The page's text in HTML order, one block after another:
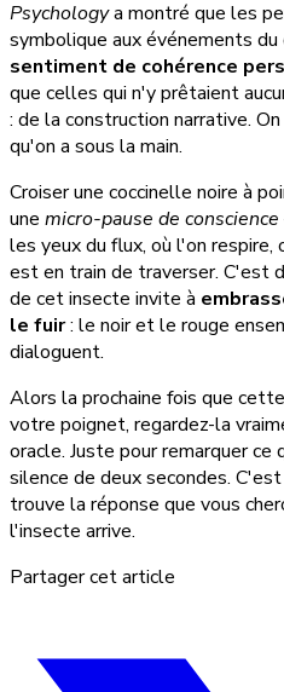
Psychologya montré que les
symbolique aux événements
sentiment de cohérence
que celles qui n'y prêtaient
: de la construction narrative.
qu'on a sous la main.
Croiser une coccinelle noire à
une micro-pause de conscience
les yeux du flux, où l'on respire,
est en train de traverser. C'est
de cet insecte invite à
le fuir: le noir et le rouge
dialoguent.
Alors la prochaine fois que
votre poignet, regardez-la
oracle. Juste pour remarquer ce
silence de deux secondes.
trouve la réponse que vous
l'insecte arrive.
Partager cet article